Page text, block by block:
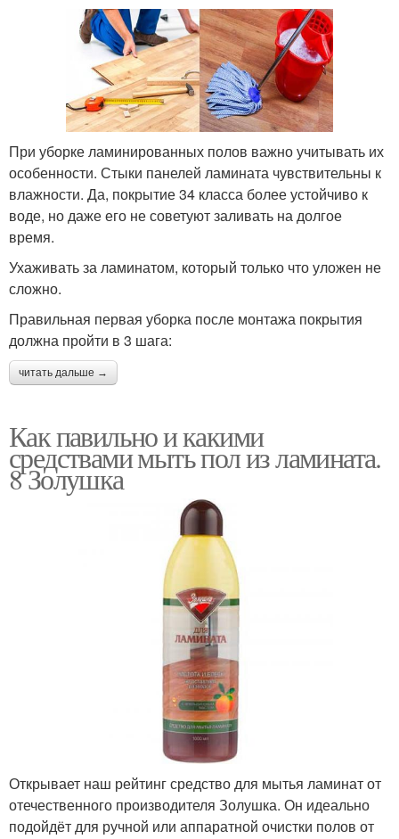
При уборке ламинированных полов важно учитывать их
особенности. Стыки панелей ламината чувствительны к
влажности. Да, покрытие 34 класса более устойчиво к
воде, но даже его не советуют заливать на долгое
время.
Ухаживать за ламинатом, который только что уложен не
сложно.
Правильная первая уборка после монтажа покрытия
должна пройти в 3 шага:
читать дальше →
Как павильно и какими
средствами мыть пол из ламината.
8 Золушка
Открывает наш рейтинг средство для мытья ламинат от
отечественного производителя Золушка. Он идеально
подойдёт для ручной или аппаратной очистки полов от